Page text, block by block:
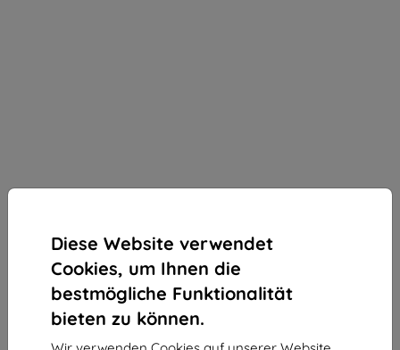
Diese Website verwendet
Cookies, um Ihnen die
bestmögliche Funktionalität
bieten zu können.